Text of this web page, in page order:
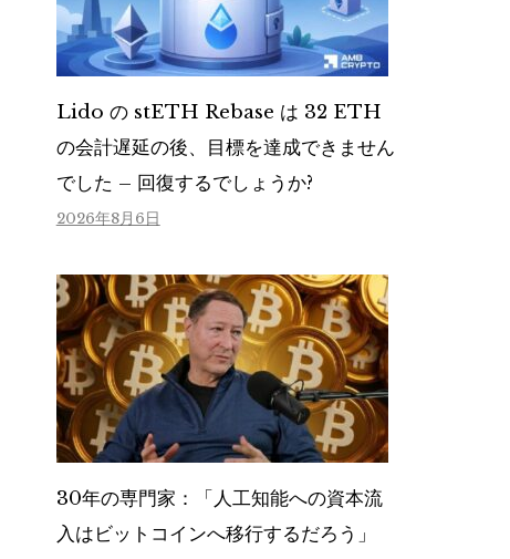
Lido の stETH Rebase は 32 ETH
の会計遅延の後、目標を達成できません
でした – 回復するでしょうか?
2026年8月6日
30年の専門家：「人工知能への資本流
入はビットコインへ移行するだろう」